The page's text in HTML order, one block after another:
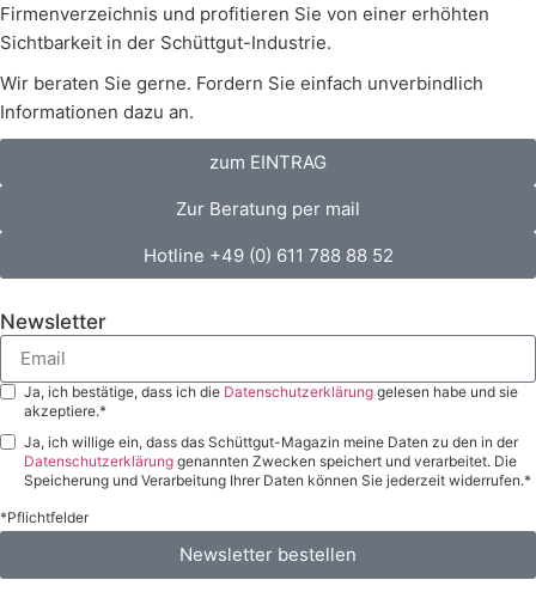
Firmenverzeichnis und profitieren Sie von einer erhöhten
Sichtbarkeit in der Schüttgut-Industrie.
Wir beraten Sie gerne. Fordern Sie einfach unverbindlich
Informationen dazu an.
zum EINTRAG
Zur Beratung per mail
Hotline +49 (0) 611 788 88 52
Newsletter
Ja, ich bestätige, dass ich die Datenschutzerklärung gelesen habe und sie
akzeptiere.*
Ja, ich willige ein, dass das Schüttgut-Magazin meine Daten zu den in der
Datenschutzerklärung genannten Zwecken speichert und verarbeitet. Die
Speicherung und Verarbeitung Ihrer Daten können Sie jederzeit widerrufen.*
*Pflichtfelder
Newsletter bestellen